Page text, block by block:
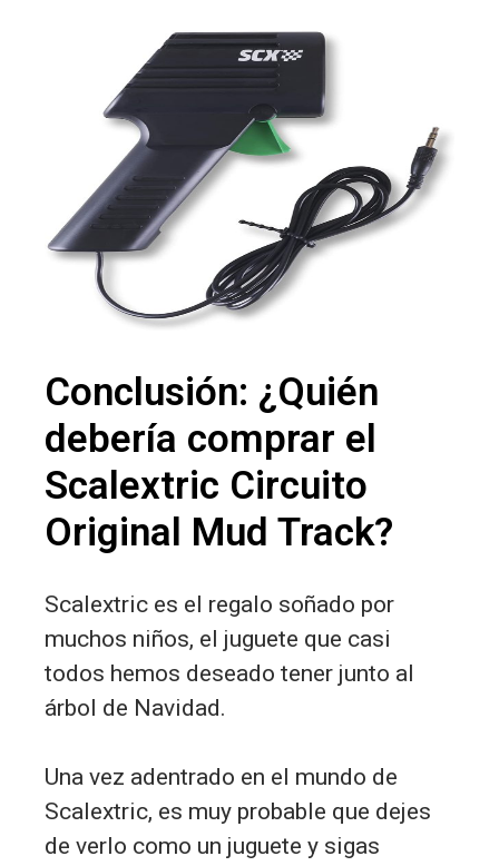
Conclusión: ¿Quién
debería comprar el
Scalextric Circuito
Original Mud Track?
Scalextric es el regalo soñado por
muchos niños, el juguete que casi
todos hemos deseado tener junto al
árbol de Navidad.
Una vez adentrado en el mundo de
Scalextric, es muy probable que dejes
de verlo como un juguete y sigas